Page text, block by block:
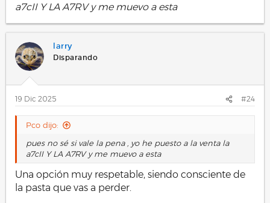
a7cII Y LA A7RV y me muevo a esta
larry
Disparando
19 Dic 2025 #24
Pco dijo:
pues no sé si vale la pena , yo he puesto a la venta la
a7cII Y LA A7RV y me muevo a esta
Una opción muy respetable, siendo consciente de
la pasta que vas a perder.